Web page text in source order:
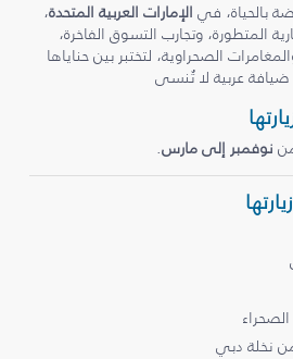
بالحياة، في الإمارات العربية المتحدة،
المتطورة، وتجارب التسوق الفاخرة،
الصحراوية، لتختبر بين حناياها
ضيافة عربية لا تُنسى
نوفمبر إلى مارس.
من نخلة دبي